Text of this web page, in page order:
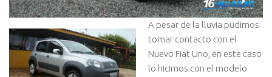
A pesar de la lluvia pudimos
tomar contacto con el
Nuevo Fiat Uno, en este caso
lo hicimos con el modelo